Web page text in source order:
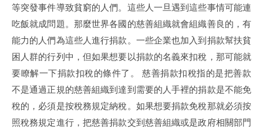
等突發事件導致貧窮的人們。這些人一旦遇到這些事情可能連
吃飯就成問題。那麼世界各國的慈善組織就會組織善良的，有
能力的人們為這些人進行捐款。一些企業也加入到捐款幫扶貧
困人群的行列中，但如果想要以捐款的名義來扣稅，那可能就
要瞭解一下捐款扣稅的條件了。 慈善捐款扣稅指的是把善款
不是通過正規的慈善組織到達到需要的人手裡的捐款是不能免
稅的，必須是按稅務規定納稅。如果想要捐款免稅那就必須按
照稅務規定進行，把慈善捐款交到慈善組織或是政府相關部門